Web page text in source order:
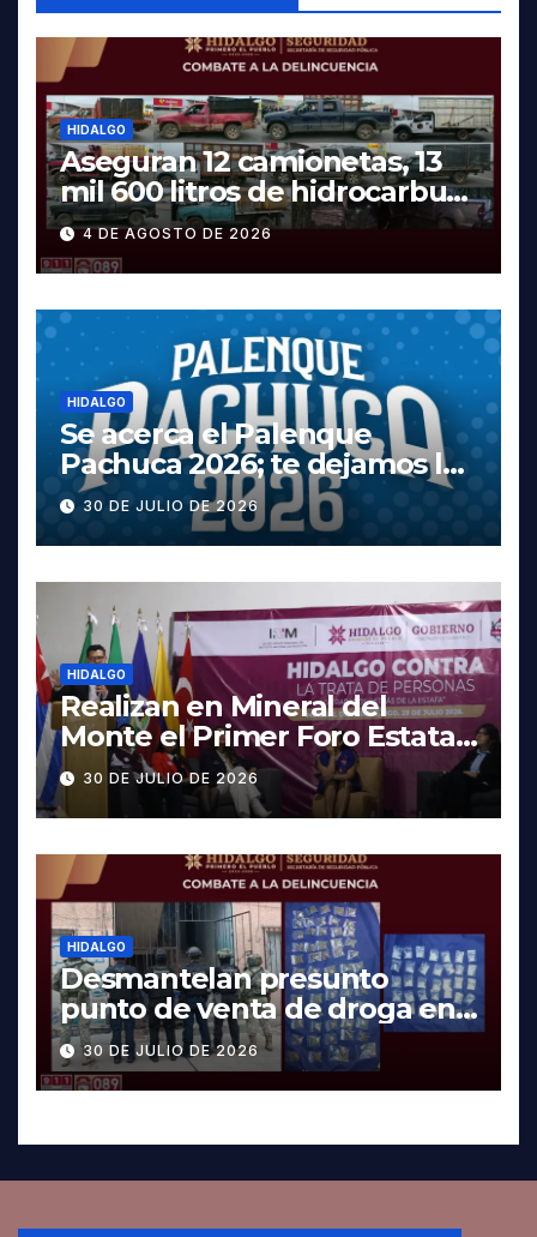
HIDALGO
Aseguran 12 camionetas, 13
mil 600 litros de hidrocarburo
y dos vehículos robados en
Tula
4 DE AGOSTO DE 2026
HIDALGO
Se acerca el Palenque
Pachuca 2026; te dejamos la
cartelera completa, las
fechas y los precios
30 DE JULIO DE 2026
HIDALGO
Realizan en Mineral del
Monte el Primer Foro Estatal
contra la Trata de Personas
30 DE JULIO DE 2026
HIDALGO
Desmantelan presunto
punto de venta de droga en
Pachuca; hay dos detenidos
30 DE JULIO DE 2026